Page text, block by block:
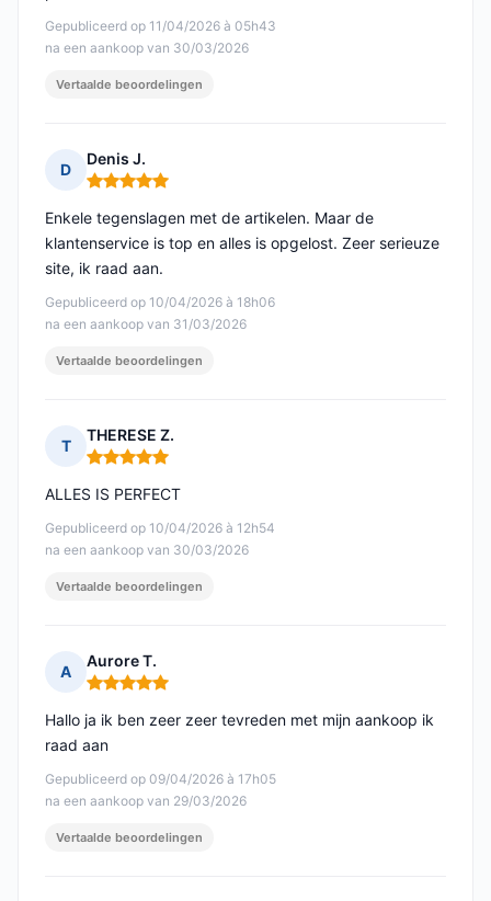
Gepubliceerd op 11/04/2026 à 05h43
na een aankoop van 30/03/2026
Vertaalde beoordelingen
D
Denis J.
Opmerking: 5 van 5
Gepubliceerd op 10/04/2026 à 18h06
na een aankoop van 31/03/2026
Enkele tegenslagen met de artikelen. Maar de
klantenservice is top en alles is opgelost. Zeer serieuze
site, ik raad aan.
Vertaalde beoordelingen
T
THERESE Z.
Opmerking: 5 van 5
Gepubliceerd op 10/04/2026 à 12h54
na een aankoop van 30/03/2026
ALLES IS PERFECT
Vertaalde beoordelingen
A
Aurore T.
Opmerking: 5 van 5
Gepubliceerd op 09/04/2026 à 17h05
na een aankoop van 29/03/2026
Hallo ja ik ben zeer zeer tevreden met mijn aankoop ik
raad aan
Vertaalde beoordelingen